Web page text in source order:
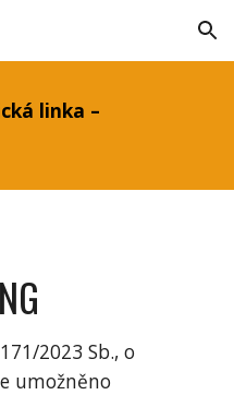
Skip to navigation
linka –
2023 Sb., o
umožněno